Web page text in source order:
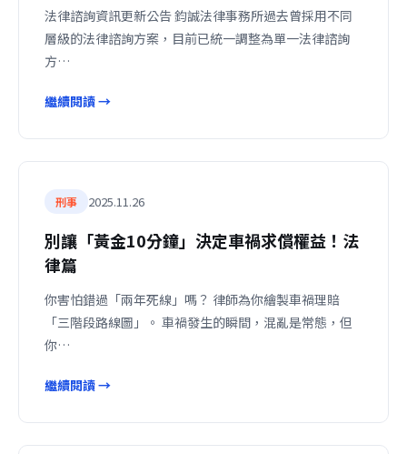
法律諮詢資訊更新公告 鈞誠法律事務所過去曾採用不同
層級的法律諮詢方案，目前已統一調整為單一法律諮詢
方…
繼續閱讀 →
刑事 2025.11.26
別讓「黃金10分鐘」決定車禍求償權益！法
律篇
你害怕錯過「兩年死線」嗎？ 律師為你繪製車禍理賠
「三階段路線圖」。 車禍發生的瞬間，混亂是常態，但
你…
繼續閱讀 →